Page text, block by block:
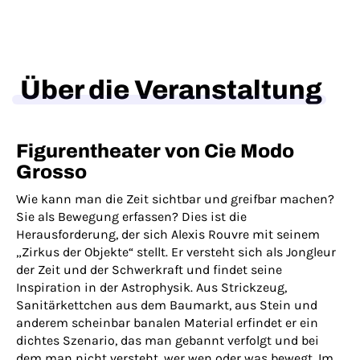
Über die Veranstaltung
Figurentheater von Cie Modo
Grosso
Wie kann man die Zeit sichtbar und greifbar machen?
Sie als Bewegung erfassen? Dies ist die
Herausforderung, der sich Alexis Rouvre mit seinem
„Zirkus der Objekte“ stellt. Er versteht sich als Jongleur
der Zeit und der Schwerkraft und findet seine
Inspiration in der Astrophysik. Aus Strickzeug,
Sanitärkettchen aus dem Baumarkt, aus Stein und
anderem scheinbar banalen Material erfindet er ein
dichtes Szenario, das man gebannt verfolgt und bei